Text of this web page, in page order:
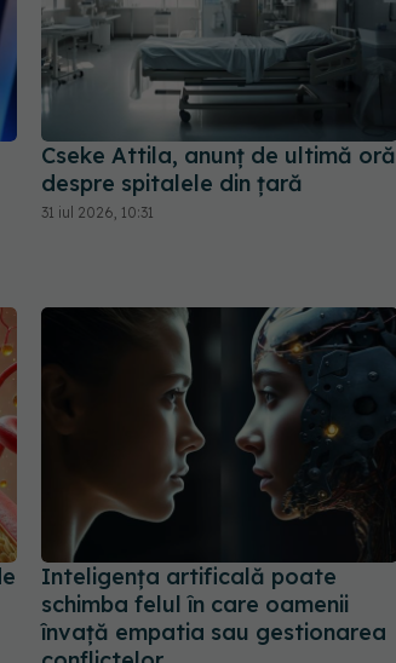
Cseke Attila, anunț de ultimă oră
despre spitalele din țară
31 iul 2026, 10:31
Inteligența artificală poate
schimba felul în care oamenii
învață empatia sau gestionarea